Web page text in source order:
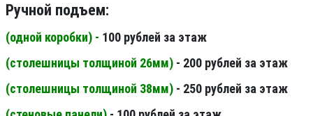
Ручной подъем:
(одной коробки) - 100 рублей за этаж
(столешницы толщиной 26мм) - 200 рублей за этаж
(столешницы толщиной 38мм) - 250 рублей за этаж